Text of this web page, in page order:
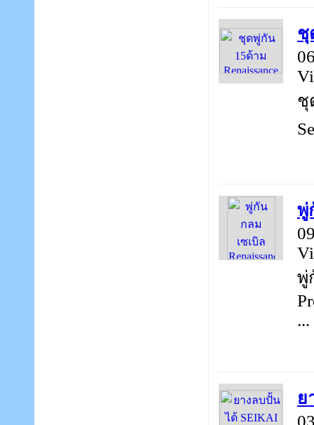
ชุ
ชุ
พู่
พู่
...
ย